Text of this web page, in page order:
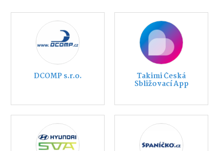
DCOMP s.r.o. Takimi Česká
Sbližovací App